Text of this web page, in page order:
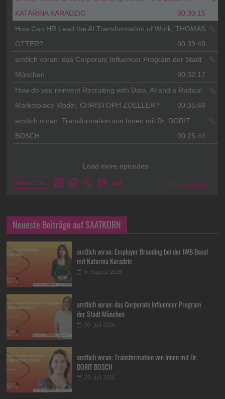
Neueste Beiträge auf SAATKORN
amtlich voran: Employer Branding bei der IWB Basel
mit Katarina Karadzic
6. August 2026
amtlich voran: das Corporate Influencer Program
der Stadt München
30. Juli 2026
amtlich voran: Transformation von Innen mit Dr.
DORIT BOSCH
23. Juli 2026